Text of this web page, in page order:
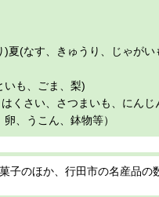
(なす、きゅうり、じゃが
いも、ごま、梨)
くさい、さつまいも、にんじ
、うこん、鉢物等）
子のほか、行田市の名産品の